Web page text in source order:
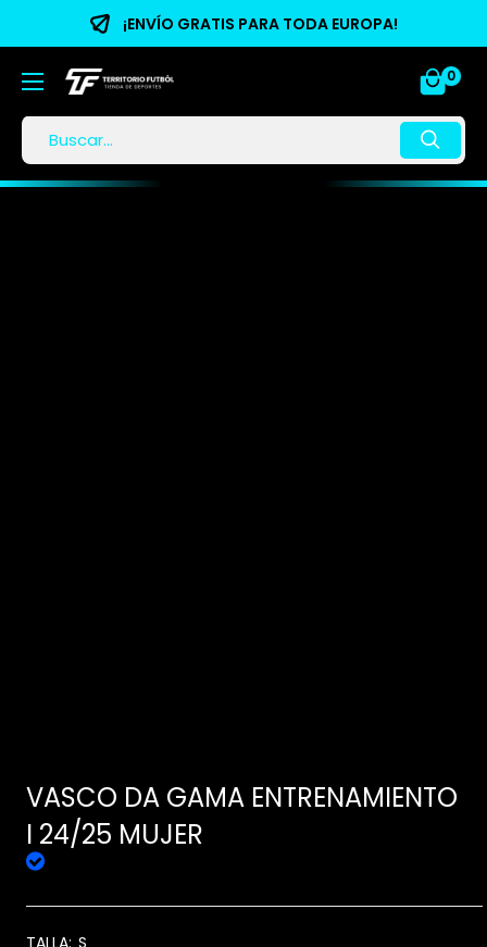
¡ENVÍO GRATIS PARA TODA EUROPA!
0
VASCO DA GAMA ENTRENAMIENTO
I 24/25 MUJER
TALLA: S